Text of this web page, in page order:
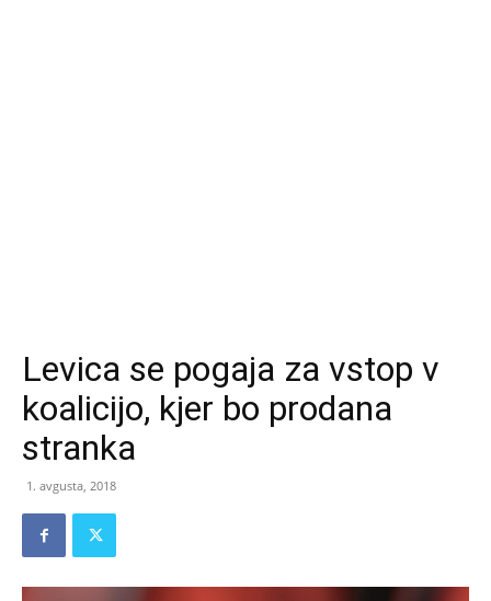
Levica se pogaja za vstop v
koalicijo, kjer bo prodana
stranka
1. avgusta, 2018